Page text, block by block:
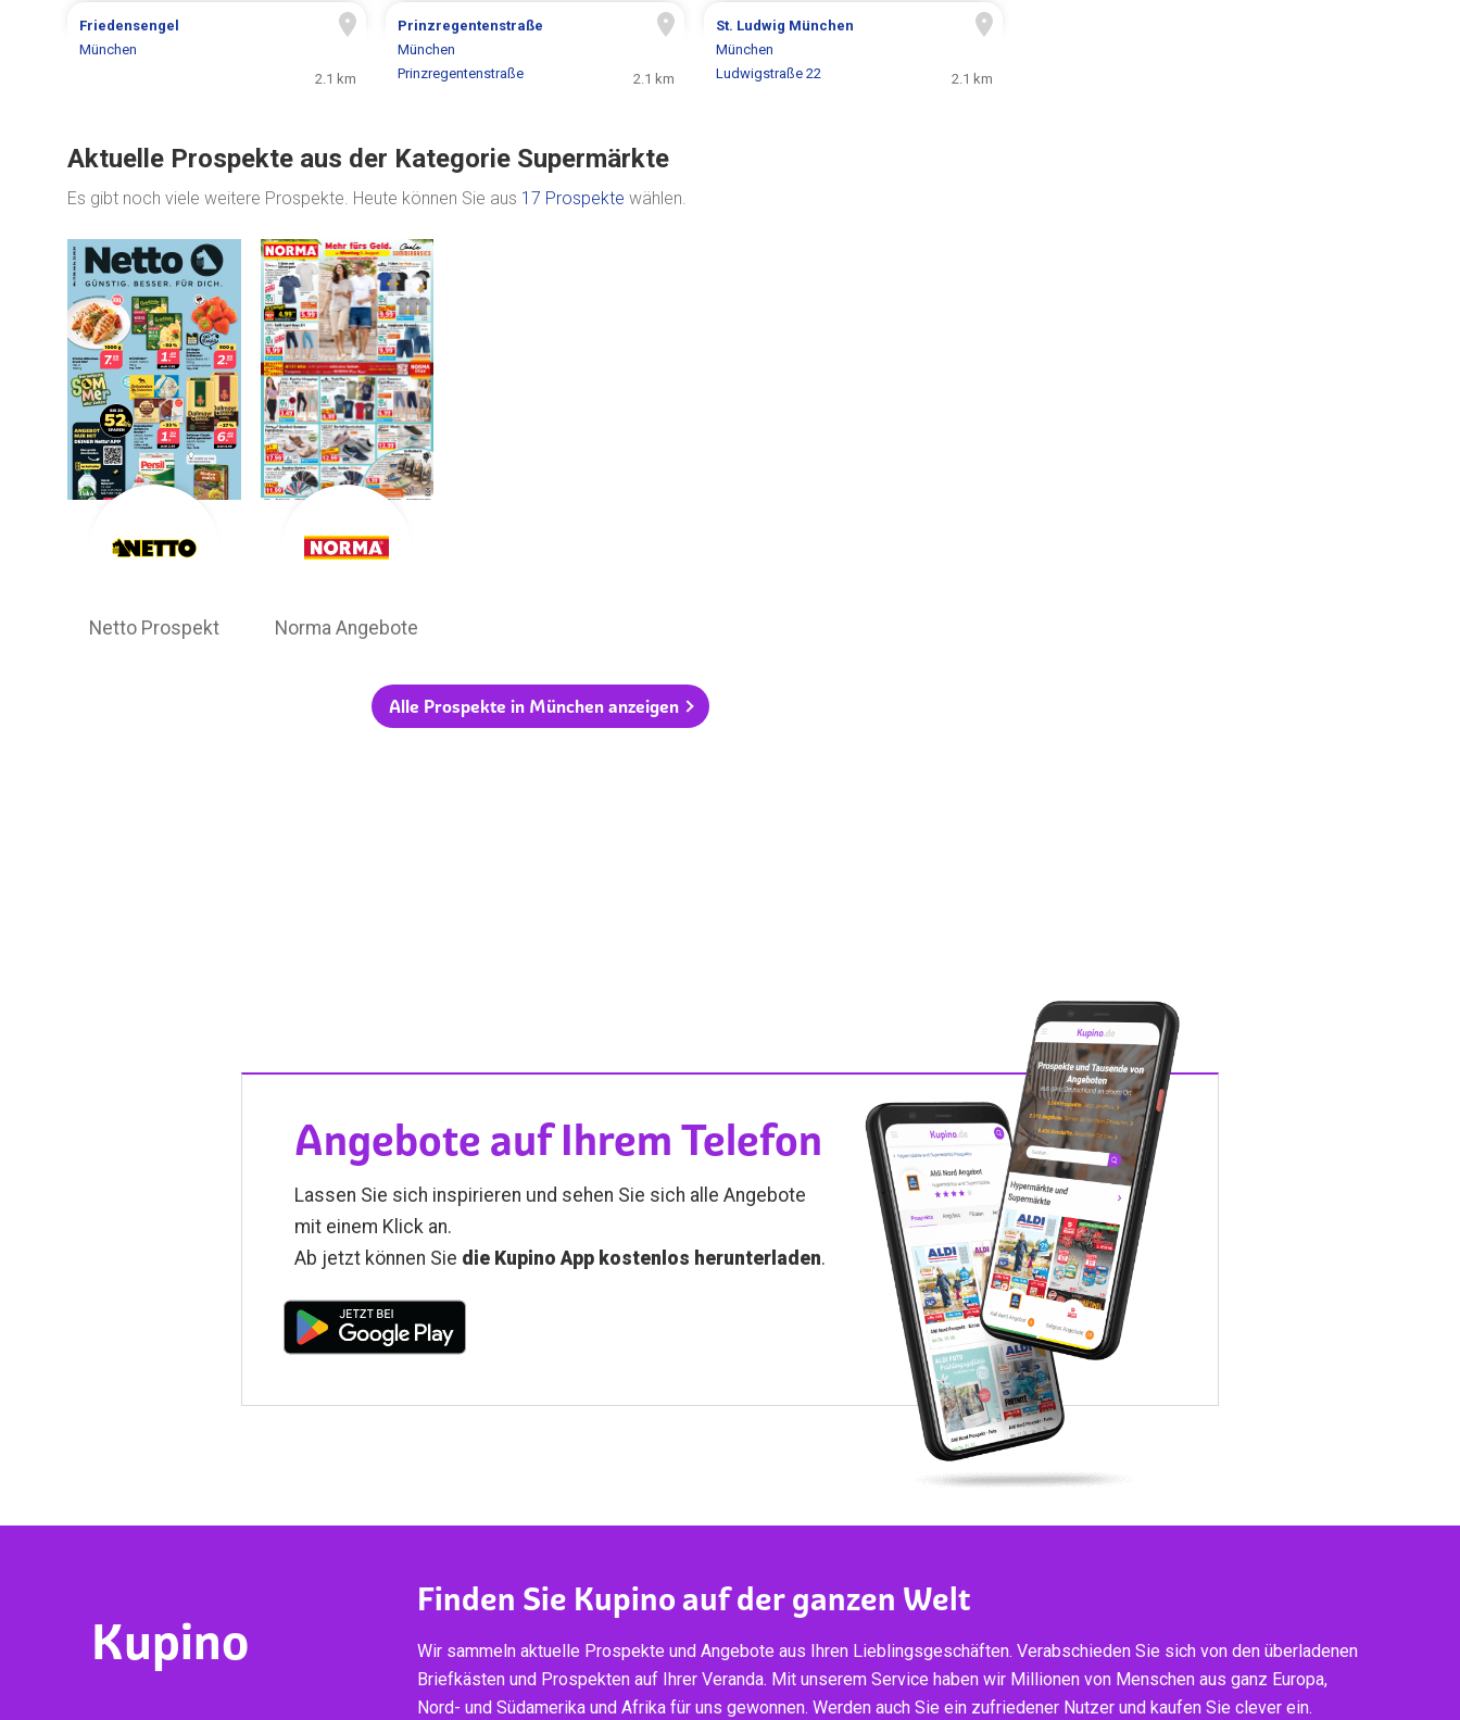
Friedensengel
München
2.1 km
Prinzregentenstraße
München
Prinzregentenstraße
2.1 km
St. Ludwig München
München
Ludwigstraße 22
2.1 km
Aktuelle Prospekte aus der Kategorie Supermärkte
Es gibt noch viele weitere Prospekte. Heute können Sie aus 17 Prospekte wählen.
Netto Prospekt Norma Angebote
Alle Prospekte in München anzeigen
Angebote auf Ihrem Telefon
Lassen Sie sich inspirieren und sehen Sie sich alle Angebote
mit einem Klick an.
Ab jetzt können Sie die Kupino App kostenlos herunterladen.
Kupino
Finden Sie Kupino auf der ganzen Welt
Wir sammeln aktuelle Prospekte und Angebote aus Ihren Lieblingsgeschäften. Verabschieden Sie sich von den überladenen
Briefkästen und Prospekten auf Ihrer Veranda. Mit unserem Service haben wir Millionen von Menschen aus ganz Europa,
Nord- und Südamerika und Afrika für uns gewonnen. Werden auch Sie ein zufriedener Nutzer und kaufen Sie clever ein.